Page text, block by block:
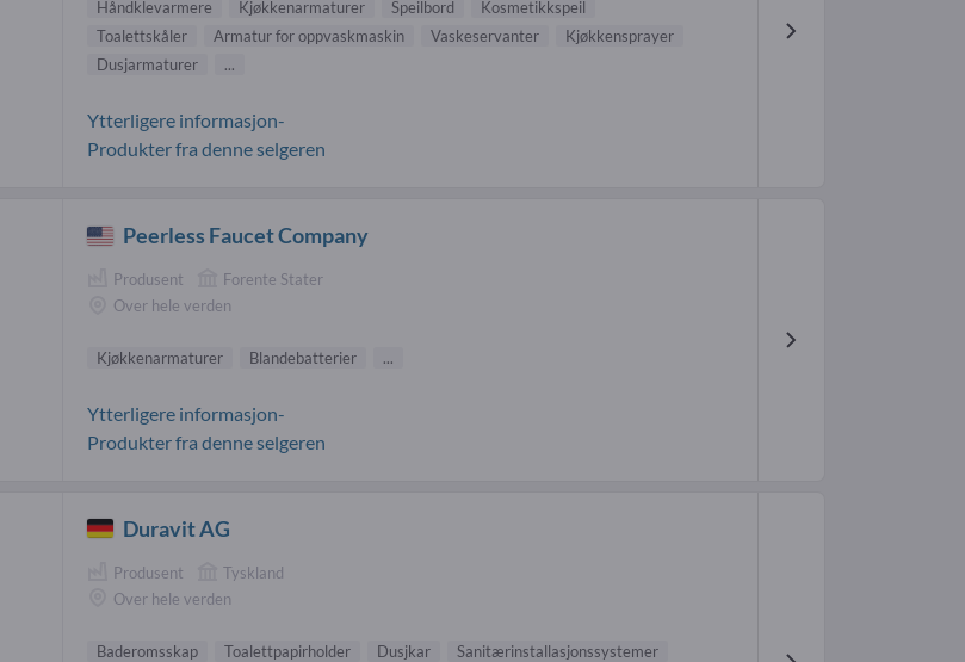
Håndklevarmere Kjøkkenarmaturer Speilbord
Kosmetikkspeil
Toalettskåler
Armatur for oppvaskmaskin Vaskeservanter
Kjøkkensprayer
Dusjarmaturer
...
Ytterligere informasjon-
Produkter fra denne selgeren
Peerless Faucet Company
Produsent
Forente Stater
Over hele verden
Kjøkkenarmaturer Blandebatterier ...
Ytterligere informasjon-
Produkter fra denne selgeren
Duravit AG
Produsent
Tyskland
Over hele verden
Baderomsskap Toalettpapirholder Dusjkar
Sanitærinstallasjonssystemer